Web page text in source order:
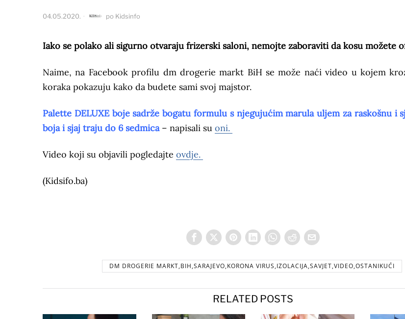
04.05.2020. po Kidsinfo
Iako se polako ali sigurno otvaraju frizerski saloni, nemojte zaboraviti da kosu možete
Naime, na Facebook profilu dm drogerie markt BiH se može naći video u kojem
koraka pokazuju kako da budete sami svoj majstor.
Palette DELUXE boje sadrže bogatu formulu s njegujućim marula uljem za raskošnu i
boja i sjaj traju do 6 sedmica– napisali su oni.
Video koji su objavili pogledajte ovdje.
(Kidsifo.ba)
DM DROGERIE MARKT,BIH,SARAJEVO,KORONA VIRUS,IZOLACIJA,SAVJET,VIDEO,OSTANIKUĆI
RELATED POSTS